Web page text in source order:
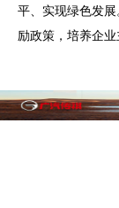
平、实现绿色发
励政策，培养企